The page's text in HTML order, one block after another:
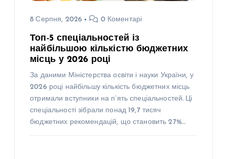
8 Серпня, 2026 0 Коментарі
Топ-5 спеціальностей із
найбільшою кількістю бюджетних
місць у 2026 році
За даними Міністерства освіти і науки України, у
2026 році найбільшу кількість бюджетних місць
отримали вступники на п’ять спеціальностей. Ці
спеціальності зібрали понад 19,7 тисяч
бюджетних рекомендацій, що становить 27%…